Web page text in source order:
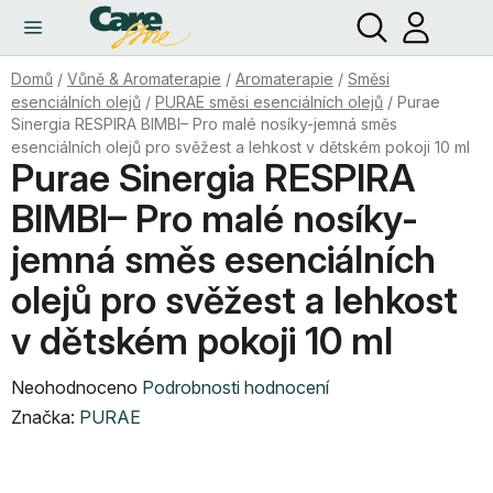
obsah
Hledat
Domů / Vůně & Aromaterapie / Aromaterapie / Směsi
esenciálních olejů / PURAE směsi esenciálních olejů / Purae
Sinergia RESPIRA BIMBI– Pro malé nosíky-jemná směs
esenciálních olejů pro svěžest a lehkost v dětském pokoji 10 ml
Purae Sinergia RESPIRA
BIMBI– Pro malé nosíky-
jemná směs esenciálních
olejů pro svěžest a lehkost
v dětském pokoji 10 ml
Průměrné
hodnocení
Neohodnoceno Podrobnosti hodnocení
Značka: PURAE